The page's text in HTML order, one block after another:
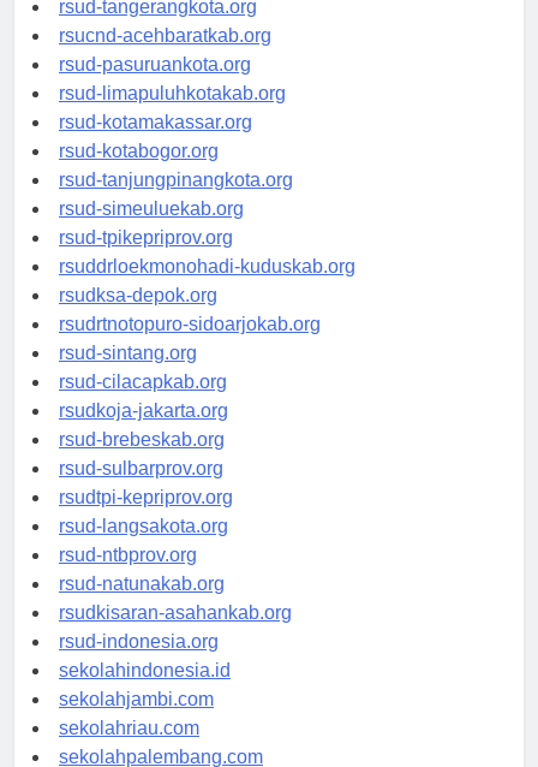
rsud-tangerangkota.org
rsucnd-acehbaratkab.org
rsud-pasuruankota.org
rsud-limapuluhkotakab.org
rsud-kotamakassar.org
rsud-kotabogor.org
rsud-tanjungpinangkota.org
rsud-simeuluekab.org
rsud-tpikepriprov.org
rsuddrloekmonohadi-kuduskab.org
rsudksa-depok.org
rsudrtnotopuro-sidoarjokab.org
rsud-sintang.org
rsud-cilacapkab.org
rsudkoja-jakarta.org
rsud-brebeskab.org
rsud-sulbarprov.org
rsudtpi-kepriprov.org
rsud-langsakota.org
rsud-ntbprov.org
rsud-natunakab.org
rsudkisaran-asahankab.org
rsud-indonesia.org
sekolahindonesia.id
sekolahjambi.com
sekolahriau.com